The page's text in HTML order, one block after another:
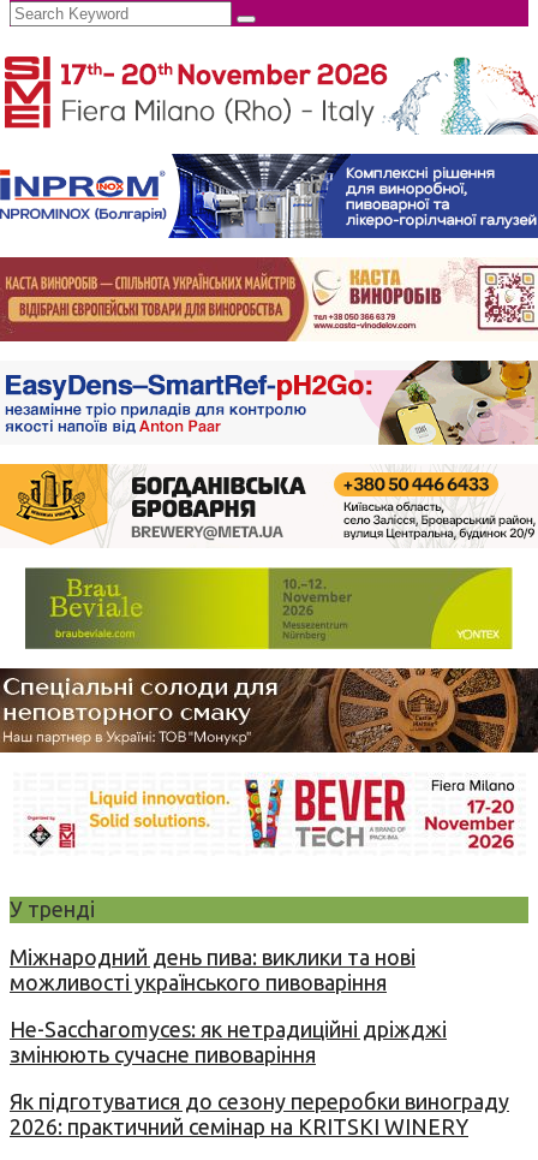
У тренді
Міжнародний день пива: виклики та нові
можливості українського пивоваріння
Не-Saccharomyces: як нетрадиційні дріжджі
змінюють сучасне пивоваріння
Як підготуватися до сезону переробки винограду
2026: практичний семінар на KRITSKI WINERY